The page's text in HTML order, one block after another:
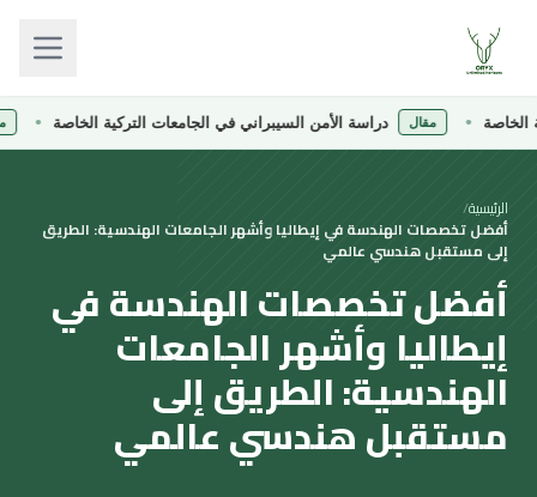
مقال دراسة الأمن السيبراني في الجامعات التركية الخاصة
الرئيسية/
أفضل تخصصات الهندسة في إيطاليا وأشهر الجامعات الهندسية: الطريق
إلى مستقبل هندسي عالمي
أفضل تخصصات الهندسة في
إيطاليا وأشهر الجامعات
الهندسية: الطريق إلى
مستقبل هندسي عالمي